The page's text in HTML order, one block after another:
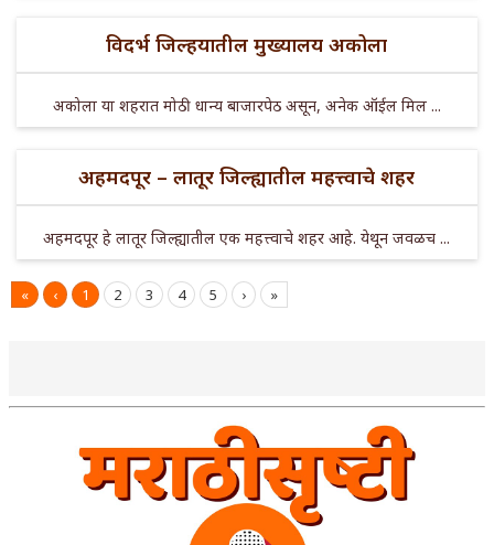
विदर्भ जिल्हयातील मुख्यालय अकोला
अकोला या शहरात मोठी धान्य बाजारपेठ असून, अनेक ऑईल मिल ...
अहमदपूर – लातूर जिल्ह्यातील महत्त्वाचे शहर
अहमदपूर हे लातूर जिल्ह्यातील एक महत्त्वाचे शहर आहे. येथून जवळच ...
« ‹ 1 2 3 4 5 › »